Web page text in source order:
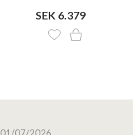
SEK 6.379